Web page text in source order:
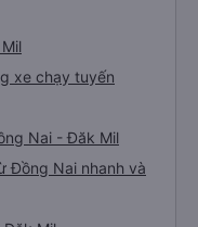
xe chạy tuyến
Nai - Đăk Mil
Đồng Nai nhanh và